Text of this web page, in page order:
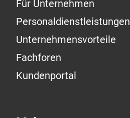
Für Unternehmen
Personaldienstleistungen
Unternehmensvorteile
Fachforen
Kundenportal